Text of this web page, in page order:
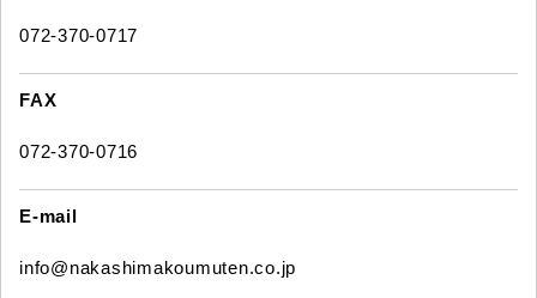
072-370-0717
FAX
072-370-0716
E-mail
info@nakashimakoumuten.co.jp